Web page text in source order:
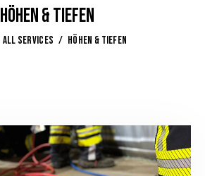
Höhen & Tiefen
ALL SERVICES HÖHEN & TIEFEN